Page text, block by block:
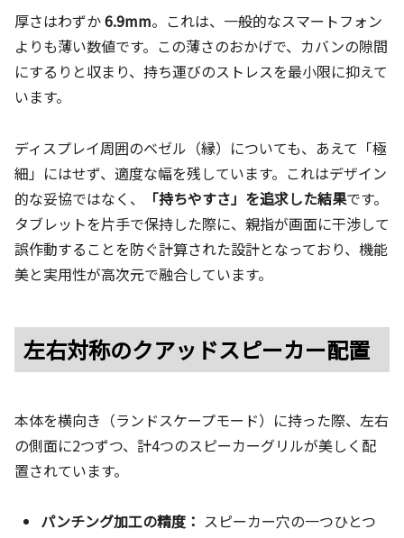
厚さはわずか6.9mm。これは、一般的なスマートフォン
よりも薄い数値です。この薄さのおかげで、カバンの隙間
にするりと収まり、持ち運びのストレスを最小限に抑えて
います。
ディスプレイ周囲のベゼル（縁）についても、あえて「極
細」にはせず、適度な幅を残しています。これはデザイン
的な妥協ではなく、
「持ちやすさ」を追求した結果です。
タブレットを片手で保持した際に、親指が画面に干渉して
誤作動することを防ぐ計算された設計となっており、機能
美と実用性が高次元で融合しています。
左右対称のクアッドスピーカー配置
本体を横向き（ランドスケープモード）に持った際、左右
の側面に2つずつ、計4つのスピーカーグリルが美しく配
置されています。
パンチング加工の精度： スピーカー穴の一つひとつ